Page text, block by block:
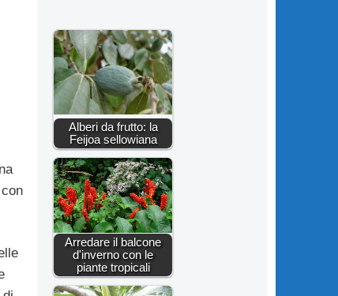
Alberi da frutto: la
Feijoa sellowiana
Arredare il balcone
d'inverno con le
piante tropicali